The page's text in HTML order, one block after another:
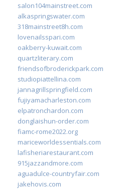
salon104mainstreet.com
alkaspringswater.com
318mainstreet8h.com
lovenailsspari.com
oakberry-kuwait.com
quartzliterary.com
friendsofbroderickpark.com
studiopiattellina.com
jannagrillspringfield.com
fujiyamacharleston.com
elpatronchardon.com
donglaishun-order.com
fiamc-rome2022.org
mariceworldessentials.com
lafisheriarestaurant.com
915jazzandmore.com
aguadulce-countryfair.com
jakehovis.com